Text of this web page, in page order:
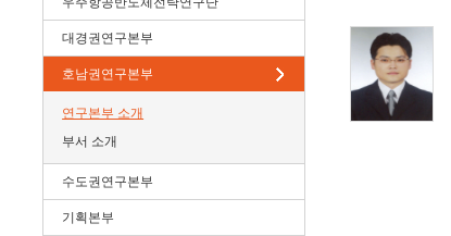
대경권연구본부
호남권연구본부
연구본부 소개
부서 소개
수도권연구본부
기획본부